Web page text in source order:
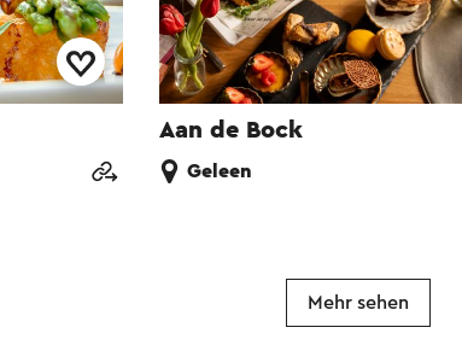
Aan de Bock
Geleen
Mehr sehen